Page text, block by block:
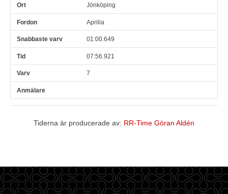
Jönköping
Aprilia
01:00.649
07:56.921
7
Tiderna är producerade av: RR-Time Göran Aldén